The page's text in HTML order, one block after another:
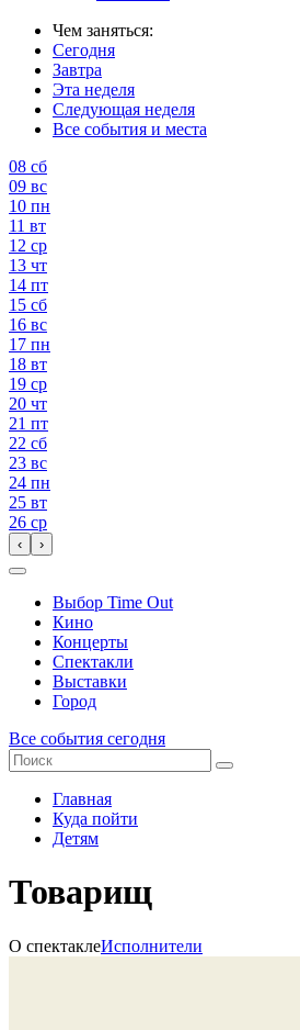
Чем заняться:
Сегодня
Завтра
Эта неделя
Следующая неделя
Все события и места
08 сб
09 вс
10 пн
11 вт
12 ср
13 чт
14 пт
15 сб
16 вс
17 пн
18 вт
19 ср
20 чт
21 пт
22 сб
23 вс
24 пн
25 вт
26 ср
‹ ›
Выбор Time Out
Кино
Концерты
Спектакли
Выставки
Город
Все события сегодня
Главная
Куда пойти
Детям
Товарищ
О спектаклеИсполнители